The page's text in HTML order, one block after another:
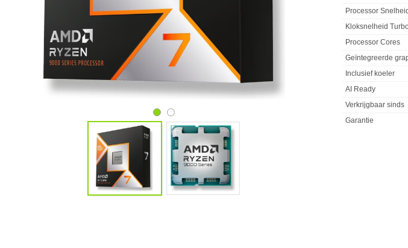
Processor Snelheid
Kloksnelheid
Processor Cores
Geïntegreerde
Inclusief koeler
AI Ready
Verkrijgbaar sinds
Garantie